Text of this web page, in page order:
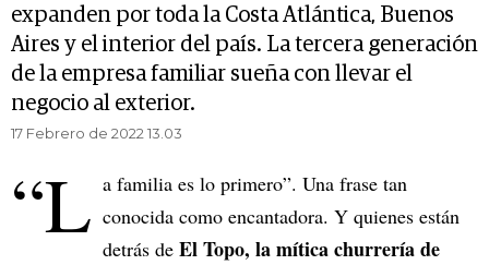
expanden por toda la Costa Atlántica, Buenos
Aires y el interior del país. La tercera generación
de la empresa familiar sueña con llevar el
negocio al exterior.
17 Febrero de 2022 13.03
“L a familia es lo primero”. Una frase tan
conocida como encantadora. Y quienes están
detrás de El Topo, la mítica churrería de